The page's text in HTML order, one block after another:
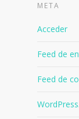
META
Acceder
Feed de
Feed de